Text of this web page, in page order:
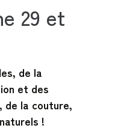
29 et
de la
et des
de la couture,
!